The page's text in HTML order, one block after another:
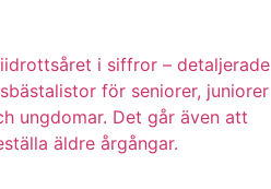
i siffror – detaljerade
för seniorer, juniorer
ungdomar. Det går även att
äldre årgångar.